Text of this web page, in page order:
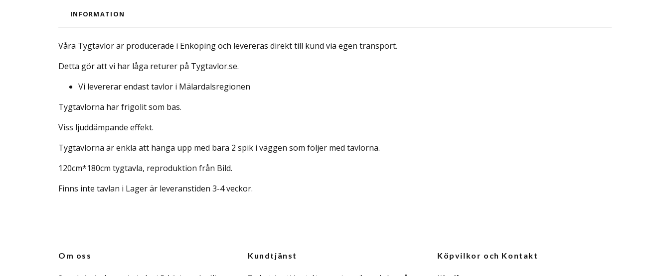
INFORMATION
Våra Tygtavlor är producerade i Enköping och levereras direkt till kund via egen transport.
Detta gör att vi har låga returer på Tygtavlor.se.
Vi levererar endast tavlor i Mälardalsregionen
Tygtavlorna har frigolit som bas.
Viss ljuddämpande effekt.
Tygtavlorna är enkla att hänga upp med bara 2 spik i väggen som följer med tavlorna.
120cm*180cm tygtavla, reproduktion från Bild.
Finns inte tavlan i Lager är leveranstiden 3-4 veckor.
Om oss Kundtjänst Köpvilkor och Kontakt